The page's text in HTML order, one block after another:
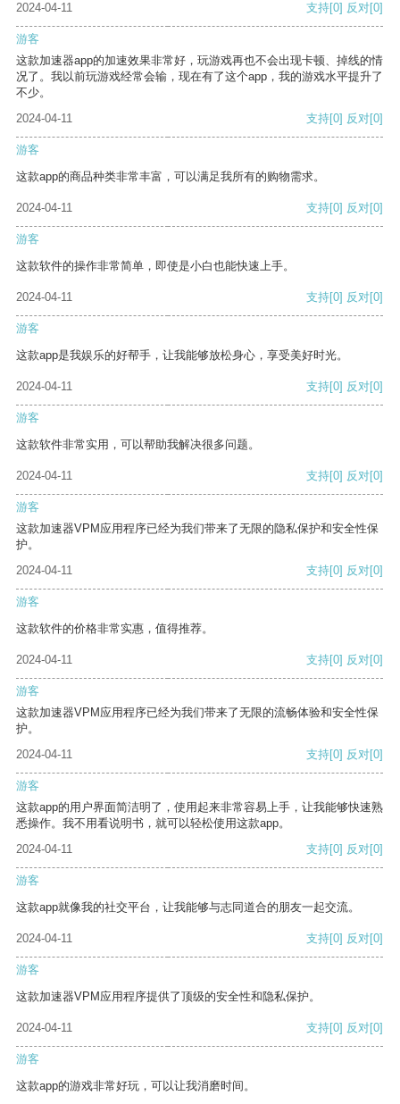
2024-04-11 支持[0] 反对[0]
游客
这款加速器app的加速效果非常好，玩游戏再也不会出现卡顿、掉线的情
况了。我以前玩游戏经常会输，现在有了这个app，我的游戏水平提升了
不少。
2024-04-11
支持[0] 反对[0]
游客
这款app的商品种类非常丰富，可以满足我所有的购物需求。
2024-04-11 支持[0] 反对[0]
游客
这款软件的操作非常简单，即使是小白也能快速上手。
2024-04-11 支持[0] 反对[0]
游客
这款app是我娱乐的好帮手，让我能够放松身心，享受美好时光。
2024-04-11 支持[0] 反对[0]
游客
这款软件非常实用，可以帮助我解决很多问题。
2024-04-11 支持[0] 反对[0]
游客
这款加速器VPM应用程序已经为我们带来了无限的隐私保护和安全性保
护。
2024-04-11
支持[0] 反对[0]
游客
这款软件的价格非常实惠，值得推荐。
2024-04-11 支持[0] 反对[0]
游客
这款加速器VPM应用程序已经为我们带来了无限的流畅体验和安全性保
护。
2024-04-11
支持[0] 反对[0]
游客
这款app的用户界面简洁明了，使用起来非常容易上手，让我能够快速熟
悉操作。我不用看说明书，就可以轻松使用这款app。
2024-04-11
支持[0] 反对[0]
游客
这款app就像我的社交平台，让我能够与志同道合的朋友一起交流。
2024-04-11 支持[0] 反对[0]
游客
这款加速器VPM应用程序提供了顶级的安全性和隐私保护。
2024-04-11 支持[0] 反对[0]
游客
这款app的游戏非常好玩，可以让我消磨时间。